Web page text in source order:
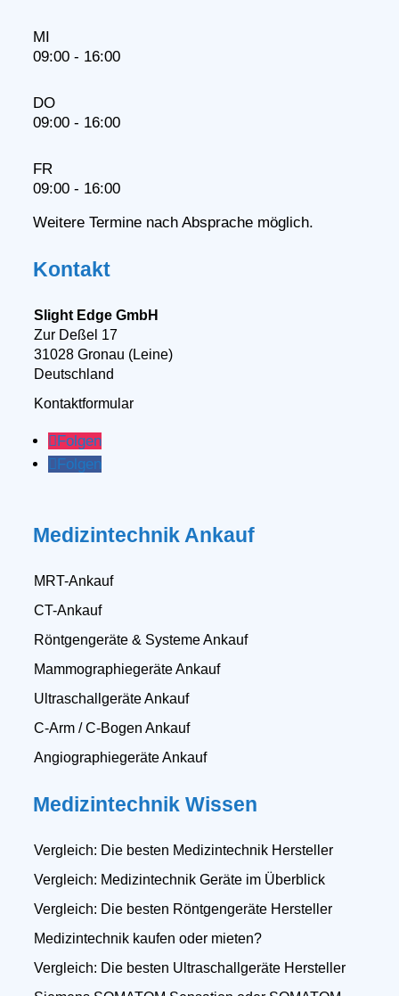
MI
09:00 - 16:00
DO
09:00 - 16:00
FR
09:00 - 16:00
Weitere Termine nach Absprache möglich.
Kontakt
Slight Edge GmbH
Zur Deßel 17
31028 Gronau (Leine)
Deutschland
Kontaktformular
Folgen
Folgen
Medizintechnik Ankauf
MRT-Ankauf
CT-Ankauf
Röntgengeräte & Systeme Ankauf
Mammographiegeräte Ankauf
Ultraschallgeräte Ankauf
C-Arm / C-Bogen Ankauf
Angiographiegeräte Ankauf
Medizintechnik Wissen
Vergleich: Die besten Medizintechnik Hersteller
Vergleich: Medizintechnik Geräte im Überblick
Vergleich: Die besten Röntgengeräte Hersteller
Medizintechnik kaufen oder mieten?
Vergleich: Die besten Ultraschallgeräte Hersteller